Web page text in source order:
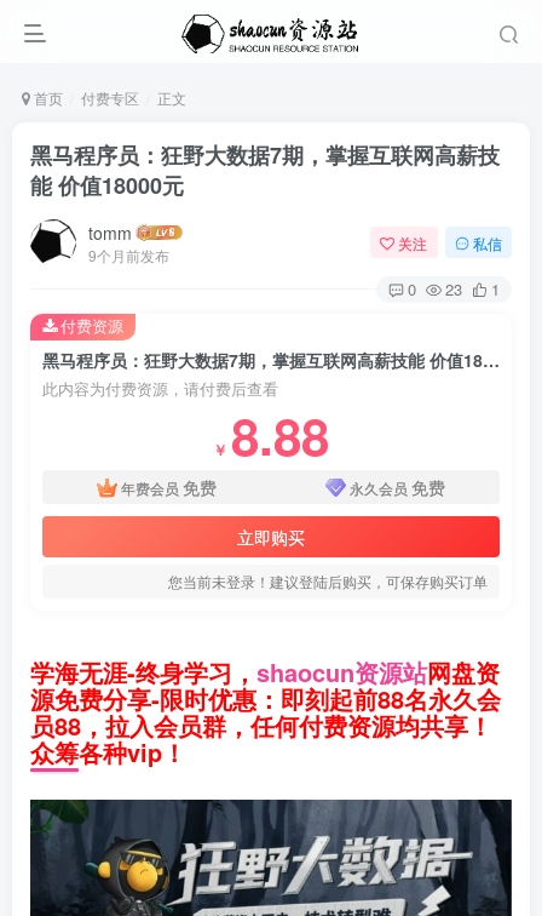
首页 付费专区 正文
黑马程序员：狂野大数据7期，掌握互联网高薪技
能 价值18000元
tomm
9个月前发布
关注 私信
0 23 1
黑马程序员：狂野大数据7期，掌握互联网高薪技能 价值18000元
此内容为付费资源，请付费后查看
￥ 8.88
年费会员 免费 永久会员 免费
立即购买
您当前未登录！建议登陆后购买，可保存购买订单
付费资源
学海无涯-终身学习， shaocun资源站网盘资
源免费分享-限时优惠：即刻起前88名永久会
员88，拉入会员群，任何付费资源均共享！
众筹各种vip！